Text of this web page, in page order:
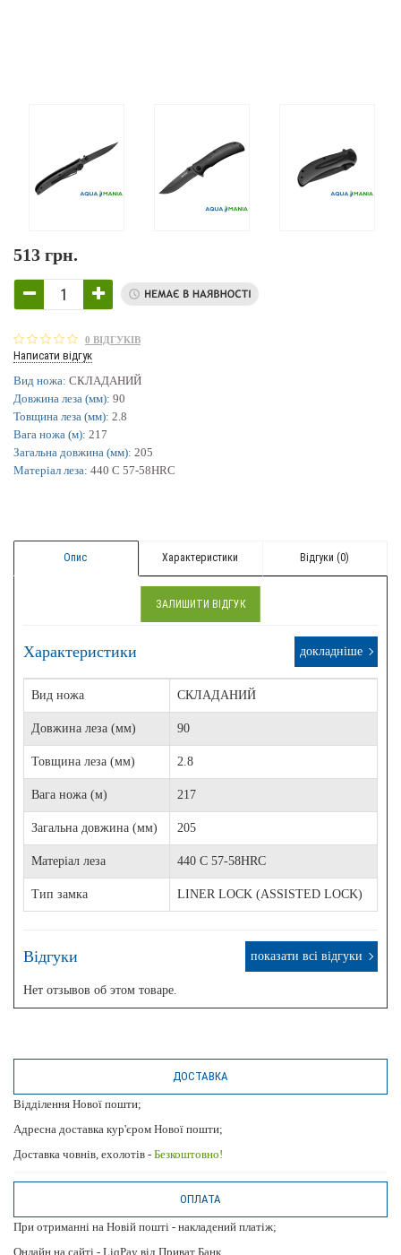
513 грн.
0 ВІДГУКІВ
Написати відгук
Вид ножа: СКЛАДАНИЙ
Довжина леза (мм): 90
Товщина леза (мм): 2.8
Вага ножа (м): 217
Загальна довжина (мм): 205
Матеріал леза: 440 C 57-58HRC
ЗАЛИШИТИ ВІДГУК
Опис Характеристики Відгуки (0)
Характеристики докладніше
Вид ножа СКЛАДАНИЙ
Довжина леза (мм) 90
Товщина леза (мм) 2.8
Вага ножа (м) 217
Загальна довжина (мм) 205
Матеріал леза 440 C 57-58HRC
Тип замка LINER LOCK (ASSISTED LOCK)
Відгуки показати всі відгуки
Нет отзывов об этом товаре.
ДОСТАВКА
Відділення Нової пошти;
Адресна доставка кур'єром Нової пошти;
Доставка човнів, ехолотів - Безкоштовно!
ОПЛАТА
При отриманні на Новій пошті - накладений платіж;
Онлайн на сайті - LiqPay від Приват Банк